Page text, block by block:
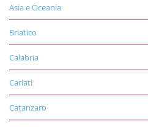
Asia e Oceania
Briatico
Calabria
Cariati
Catanzaro